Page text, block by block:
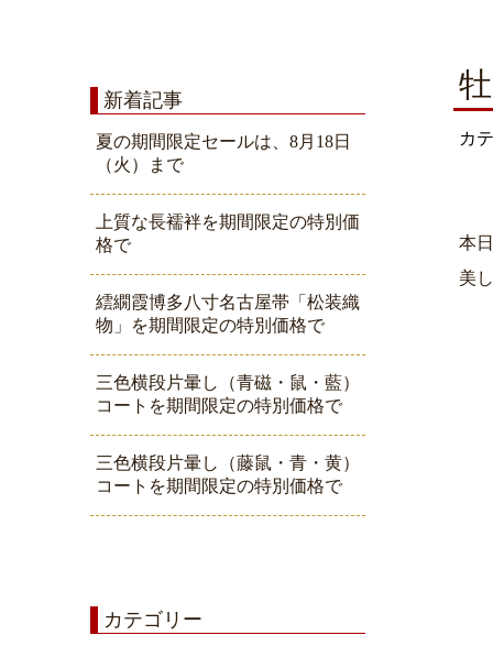
新着記事
夏の期間限定セールは、8月18日
（火）まで
上質な長襦袢を期間限定の特別価
格で
繧繝霞博多八寸名古屋帯「松装織
物」を期間限定の特別価格で
三色横段片暈し（青磁・鼠・藍）
コートを期間限定の特別価格で
三色横段片暈し（藤鼠・青・黄）
コートを期間限定の特別価格で
カテゴリー
カ
本
美